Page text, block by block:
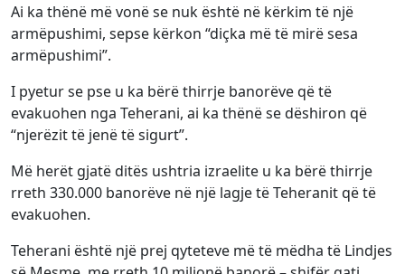
Ai ka thënë më vonë se nuk është në kërkim të një
armëpushimi, sepse kërkon “diçka më të mirë sesa
armëpushimi”.
I pyetur se pse u ka bërë thirrje banorëve që të
evakuohen nga Teherani, ai ka thënë se dëshiron që
“njerëzit të jenë të sigurt”.
Më herët gjatë ditës ushtria izraelite u ka bërë thirrje
rreth 330.000 banorëve në një lagje të Teheranit që të
evakuohen.
Teherani është një prej qyteteve më të mëdha të Lindjes